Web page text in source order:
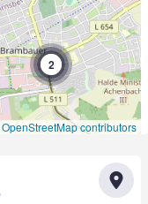
2
OpenStreetMap contributors